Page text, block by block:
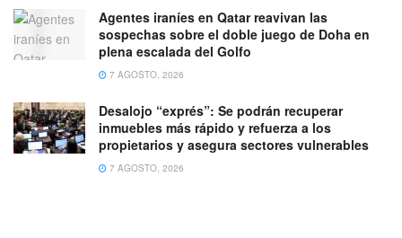
Agentes iraníes en Qatar reavivan las
sospechas sobre el doble juego de Doha en
plena escalada del Golfo
7 AGOSTO, 2026
Desalojo “exprés”: Se podrán recuperar
inmuebles más rápido y refuerza a los
propietarios y asegura sectores vulnerables
7 AGOSTO, 2026